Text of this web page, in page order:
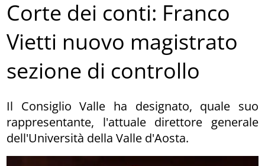
Corte dei conti: Franco
Vietti nuovo magistrato
sezione di controllo
Il Consiglio Valle ha designato, quale suo
rappresentante, l'attuale direttore generale
dell'Università della Valle d'Aosta.